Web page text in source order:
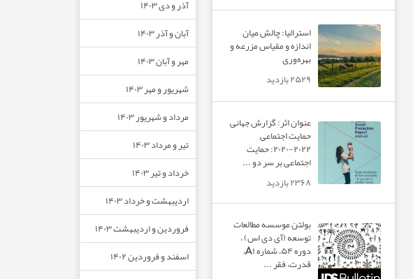
استرالیا: چالش میان
اندازه و مقیاس مزرعه و
بهره‌وری
۲۵۲۹ بازدید
عنوان اثر: گزارش جهانی
حمایت اجتماعی
۲۰۲۲-۲۰۲۰: حمایت
اجتماعی بر سر دو ...
۲۳۶۸ بازدید
بولتن موسسه مطالعات
توسعه (آی دی اس) ،
دوره ۵۴، شماره A۱،
قدرت، فقر ...
آذر و دی ۱۴۰۳
آبان و آذر ۱۴۰۳
مهر و آبان ۱۴۰۳
شهریور و مهر ۱۴۰۳
مرداد و شهریور ۱۴۰۳
تیر و مرداد ۱۴۰۳
خرداد و تیر ۱۴۰۳
اردیبهشت و خرداد ۱۴۰۳
فروردین و اردیبهشت ۱۴۰۳
اسفند و فروردین ۱۴۰۲